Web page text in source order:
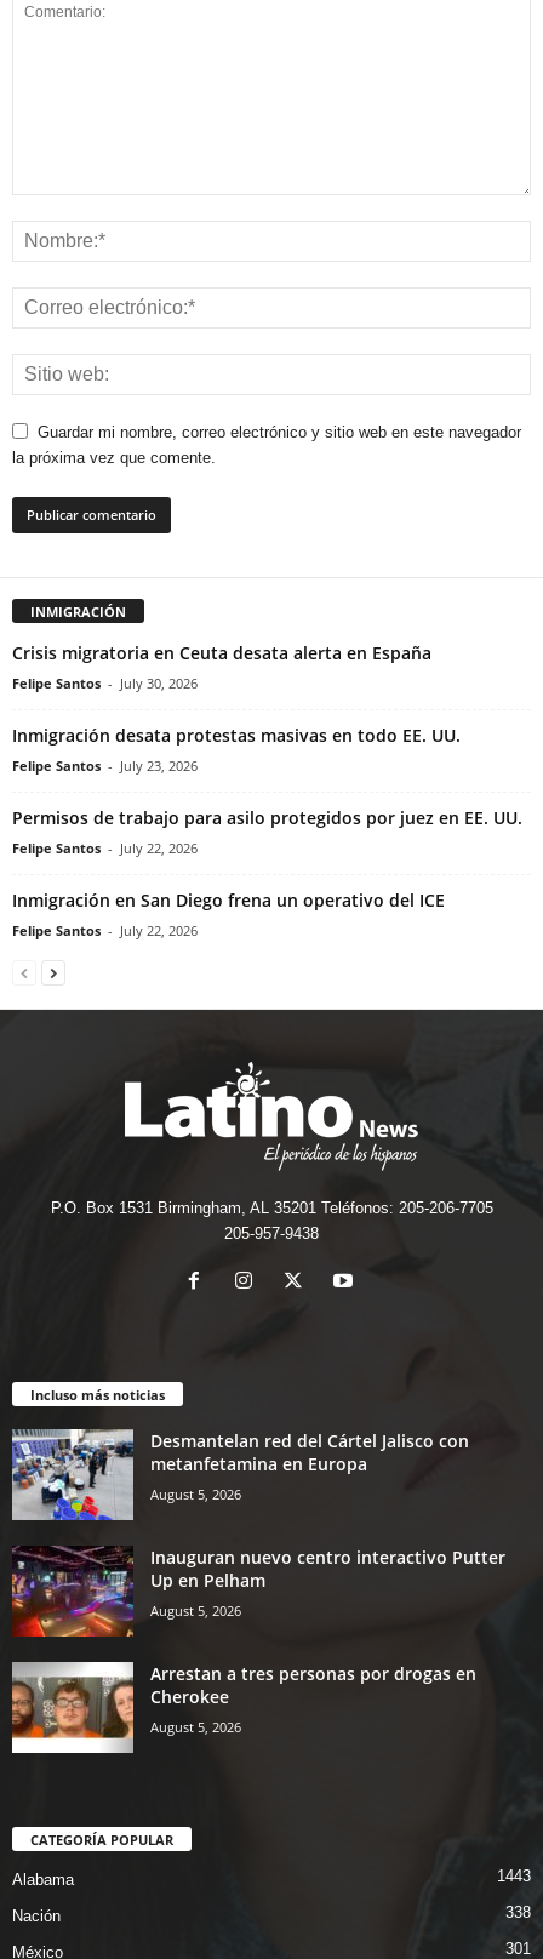
Guardar mi nombre, correo electrónico y sitio web en este navegador
la próxima vez que comente.
INMIGRACIÓN
Crisis migratoria en Ceuta desata alerta en España
Felipe Santos - July 30, 2026
Inmigración desata protestas masivas en todo EE. UU.
Felipe Santos - July 23, 2026
Permisos de trabajo para asilo protegidos por juez en EE. UU.
Felipe Santos - July 22, 2026
Inmigración en San Diego frena un operativo del ICE
Felipe Santos - July 22, 2026
P.O. Box 1531 Birmingham, AL 35201 Teléfonos: 205-206-7705
205-957-9438
Incluso más noticias
Desmantelan red del Cártel Jalisco con
metanfetamina en Europa
August 5, 2026
Inauguran nuevo centro interactivo Putter
Up en Pelham
August 5, 2026
Arrestan a tres personas por drogas en
Cherokee
August 5, 2026
CATEGORÍA POPULAR
Alabama 1443
Nación 338
México 301